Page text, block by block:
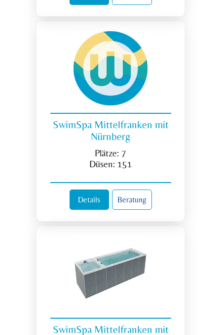
SwimSpa Mittelfranken mit
Nürnberg
Plätze: 7
Düsen: 151
Details Beratung
SwimSpa Mittelfranken mit